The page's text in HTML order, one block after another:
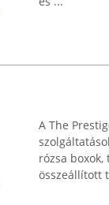
A The
rózsa
összeállított